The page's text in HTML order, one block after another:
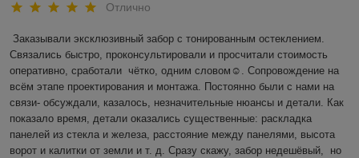
Отлично
Заказывали эксклюзивный забор с тонированным остеклением.
Связались быстро, проконсультировали и просчитали стоимость
оперативно, сработали  чётко, одним словом☺️. Сопровождение на
всём этапе проектирования и монтажа. Постоянно были с нами на
связи- обсуждали, казалось, незначительные нюансы и детали. Как
показало время, детали оказались существенные: раскладка
панелей из стекла и железа, расстояние между панелями, высота
ворот и калитки от земли и т. д. Сразу скажу, забор недешёвый,  но